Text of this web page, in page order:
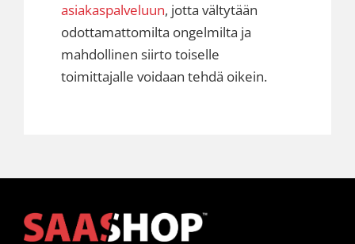
asiakaspalveluun, jotta vältytään
odottamattomilta ongelmilta ja
mahdollinen siirto toiselle
toimittajalle voidaan tehdä oikein.